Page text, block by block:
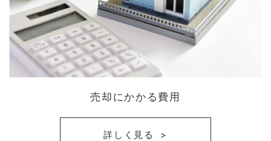
売却にかかる費用
詳しく見る